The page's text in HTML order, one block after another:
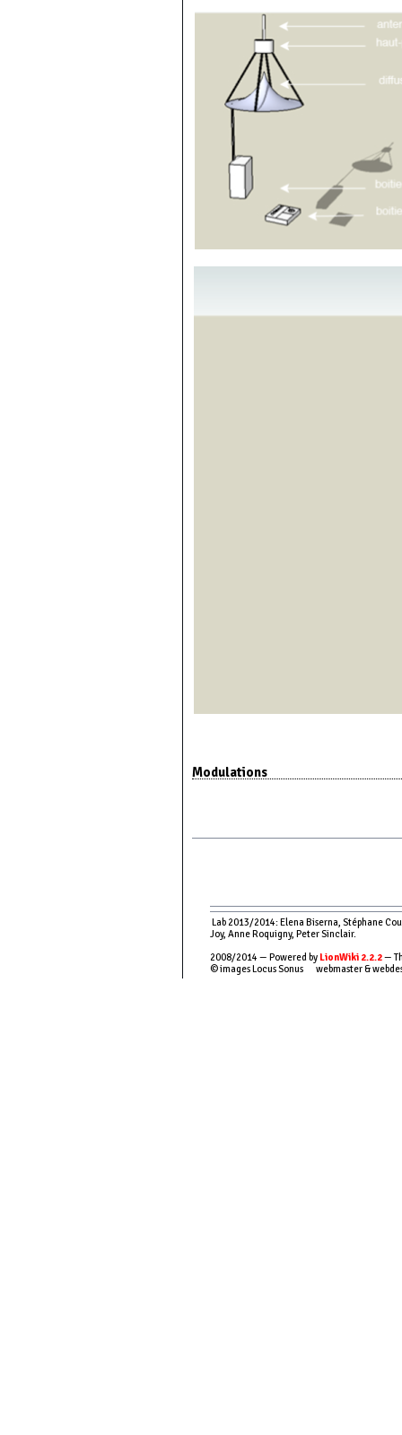
Modulations
Lab 2013/2014: Elena Biserna, Stéphane
Joy, Anne Roquigny, Peter Sinclair.
2008/2014 — Powered by LionWiki 2.2.2—
© images Locus Sonus webmaster &